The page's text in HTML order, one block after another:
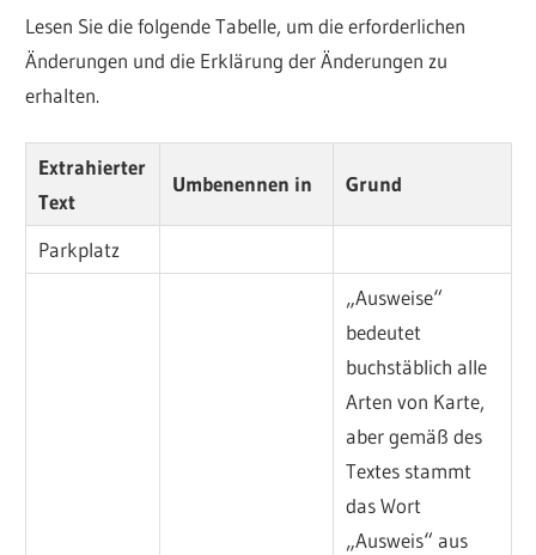
Lesen Sie die folgende Tabelle, um die erforderlichen
Änderungen und die Erklärung der Änderungen zu
erhalten.
Extrahierter
Text
Umbenennen in Grund
Parkplatz
„Ausweise“
bedeutet
buchstäblich alle
Arten von Karte,
aber gemäß des
Textes stammt
das Wort
„Ausweis“ aus